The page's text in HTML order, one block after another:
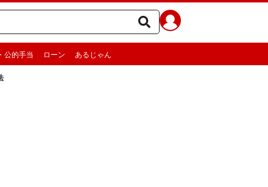
公的手当 ローン あるじゃん